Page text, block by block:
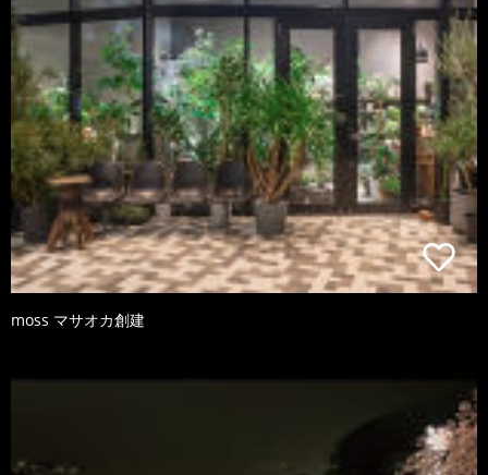
moss マサオカ創建